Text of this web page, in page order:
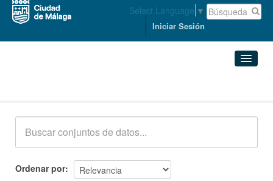
Select Language ▼
Iniciar Sesión
Ordenar por